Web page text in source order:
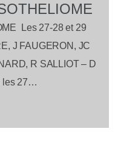
Les 27-28 et 29
J FAUGERON, JC
R SALLIOT – D
les 27…